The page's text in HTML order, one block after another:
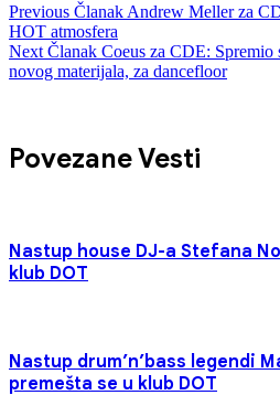
Previous Članak Andrew Meller za
HOT atmosfera
Next Članak Coeus za CDE: Spremio
novog materijala, za dancefloor
Povezane Vesti
Nastup house DJ-a Stefana
klub DOT
Nastup drum’n’bass legendi
premešta se u klub DOT